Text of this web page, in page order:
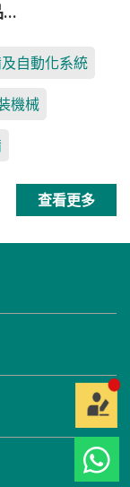
…
自動化系統
機械
查看更多